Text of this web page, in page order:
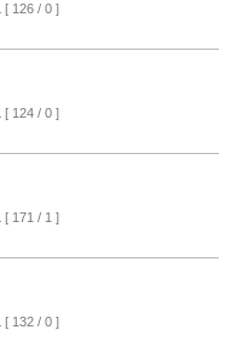
[ 126 / 0 ]
[ 124 / 0 ]
[ 171 / 1 ]
[ 132 / 0 ]